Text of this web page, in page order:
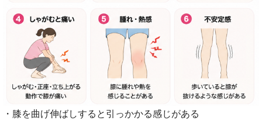
・膝を曲げ伸ばしすると引っかかる感じがある